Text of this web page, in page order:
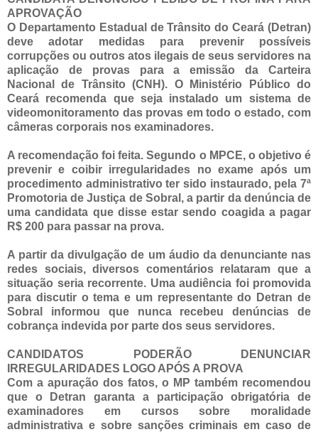
APROVAÇÃO
O Departamento Estadual de Trânsito do Ceará (Detran)
deve adotar medidas para prevenir possíveis
corrupções ou outros atos ilegais de seus servidores na
aplicação de provas para a emissão da Carteira
Nacional de Trânsito (CNH). O Ministério Público do
Ceará recomenda que seja instalado um sistema de
videomonitoramento das provas em todo o estado, com
câmeras corporais nos examinadores.
A recomendação foi feita. Segundo o MPCE, o objetivo é
prevenir e coibir irregularidades no exame após um
procedimento administrativo ter sido instaurado, pela 7ª
Promotoria de Justiça de Sobral, a partir da denúncia de
uma candidata que disse estar sendo coagida a pagar
R$ 200 para passar na prova.
A partir da divulgação de um áudio da denunciante nas
redes sociais, diversos comentários relataram que a
situação seria recorrente. Uma audiência foi promovida
para discutir o tema e um representante do Detran de
Sobral informou que nunca recebeu denúncias de
cobrança indevida por parte dos seus servidores.
CANDIDATOS PODERÃO DENUNCIAR
IRREGULARIDADES LOGO APÓS A PROVA
Com a apuração dos fatos, o MP também recomendou
que o Detran garanta a participação obrigatória de
examinadores em cursos sobre moralidade
administrativa e sobre sanções criminais em caso de